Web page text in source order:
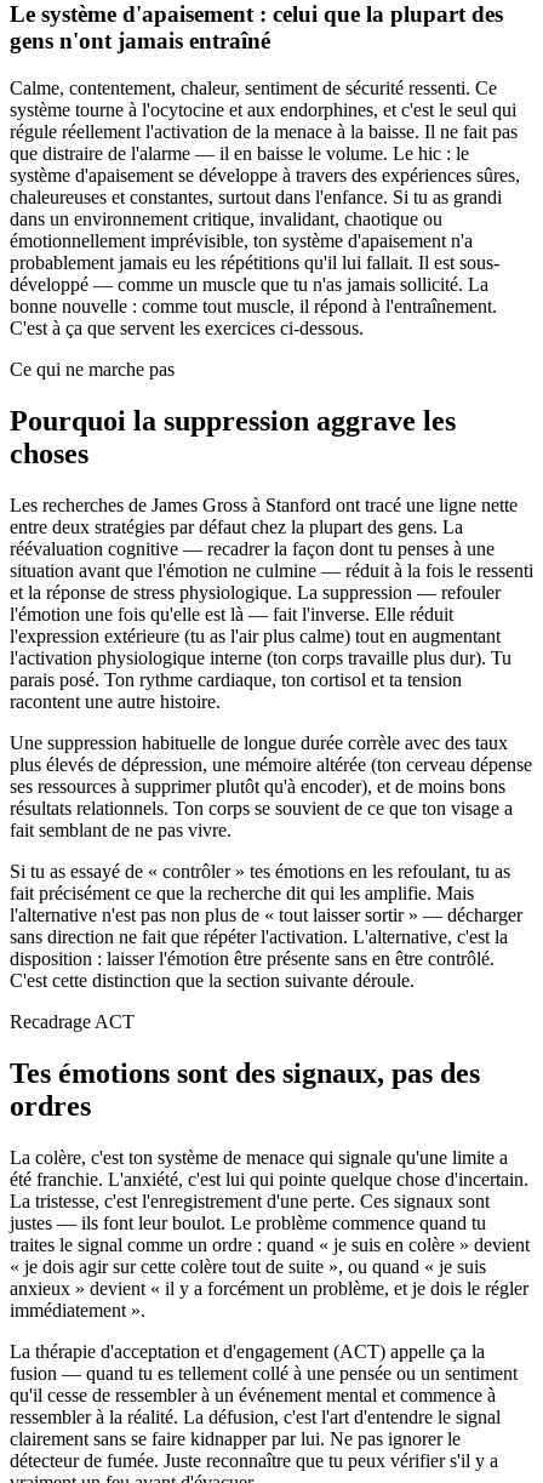
Le système d'apaisement : celui que la plupart des
gens n'ont jamais entraîné
Calme, contentement, chaleur, sentiment de sécurité ressenti. Ce
système tourne à l'ocytocine et aux endorphines, et c'est le seul qui
régule réellement l'activation de la menace à la baisse. Il ne fait pas
que distraire de l'alarme — il en baisse le volume. Le hic : le
système d'apaisement se développe à travers des expériences sûres,
chaleureuses et constantes, surtout dans l'enfance. Si tu as grandi
dans un environnement critique, invalidant, chaotique ou
émotionnellement imprévisible, ton système d'apaisement n'a
probablement jamais eu les répétitions qu'il lui fallait. Il est sous-
développé — comme un muscle que tu n'as jamais sollicité. La
bonne nouvelle : comme tout muscle, il répond à l'entraînement.
C'est à ça que servent les exercices ci-dessous.
Ce qui ne marche pas
Pourquoi la suppression aggrave les
choses
Les recherches de James Gross à Stanford ont tracé une ligne nette
entre deux stratégies par défaut chez la plupart des gens. La
réévaluation cognitive — recadrer la façon dont tu penses à une
situation avant que l'émotion ne culmine — réduit à la fois le ressenti
et la réponse de stress physiologique. La suppression — refouler
l'émotion une fois qu'elle est là — fait l'inverse. Elle réduit
l'expression extérieure (tu as l'air plus calme) tout en augmentant
l'activation physiologique interne (ton corps travaille plus dur). Tu
parais posé. Ton rythme cardiaque, ton cortisol et ta tension
racontent une autre histoire.
Une suppression habituelle de longue durée corrèle avec des taux
plus élevés de dépression, une mémoire altérée (ton cerveau dépense
ses ressources à supprimer plutôt qu'à encoder), et de moins bons
résultats relationnels. Ton corps se souvient de ce que ton visage a
fait semblant de ne pas vivre.
Si tu as essayé de « contrôler » tes émotions en les refoulant, tu as
fait précisément ce que la recherche dit qui les amplifie. Mais
l'alternative n'est pas non plus de « tout laisser sortir » — décharger
sans direction ne fait que répéter l'activation. L'alternative, c'est la
disposition : laisser l'émotion être présente sans en être contrôlé.
C'est cette distinction que la section suivante déroule.
Recadrage ACT
Tes émotions sont des signaux, pas des
ordres
La colère, c'est ton système de menace qui signale qu'une limite a
été franchie. L'anxiété, c'est lui qui pointe quelque chose d'incertain.
La tristesse, c'est l'enregistrement d'une perte. Ces signaux sont
justes — ils font leur boulot. Le problème commence quand tu
traites le signal comme un ordre : quand « je suis en colère » devient
« je dois agir sur cette colère tout de suite », ou quand « je suis
anxieux » devient « il y a forcément un problème, et je dois le régler
immédiatement ».
La thérapie d'acceptation et d'engagement (ACT) appelle ça la
fusion — quand tu es tellement collé à une pensée ou un sentiment
qu'il cesse de ressembler à un événement mental et commence à
ressembler à la réalité. La défusion, c'est l'art d'entendre le signal
clairement sans se faire kidnapper par lui. Ne pas ignorer le
détecteur de fumée. Juste reconnaître que tu peux vérifier s'il y a